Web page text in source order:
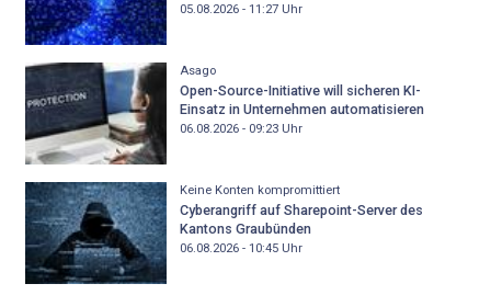
05.08.2026 - 11:27Uhr
Asago
Open-Source-Initiative will sicheren KI-
Einsatz in Unternehmen automatisieren
06.08.2026 - 09:23Uhr
Keine Konten kompromittiert
Cyberangriff auf Sharepoint-Server des
Kantons Graubünden
06.08.2026 - 10:45Uhr